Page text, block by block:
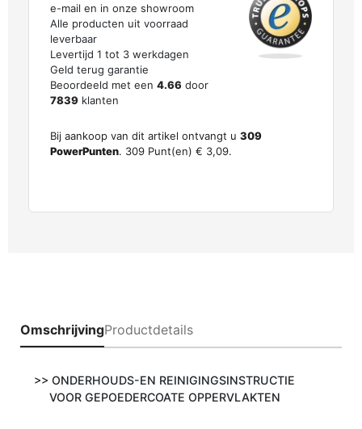
e-mail en in onze showroom
Alle producten uit voorraad
leverbaar
Levertijd 1 tot 3 werkdagen
Geld terug garantie
Beoordeeld met een 4.66 door
7839 klanten
Bij aankoop van dit artikel ontvangt u 309
PowerPunten. 309 Punt(en) € 3,09.
OmschrijvingProductdetails
>> ONDERHOUDS-EN REINIGINGSINSTRUCTIE
VOOR GEPOEDERCOATE OPPERVLAKTEN